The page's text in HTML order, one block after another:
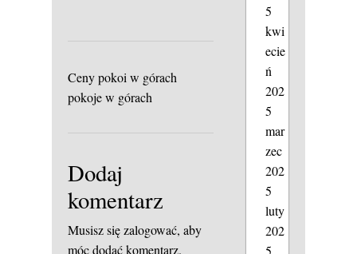
Ceny pokoi w górach
pokoje w górach
Dodaj
komentarz
Musisz sięzalogować, aby
móc dodać komentarz.
5
kwi
ecie
ń
202
5
mar
zec
202
5
luty
202
5